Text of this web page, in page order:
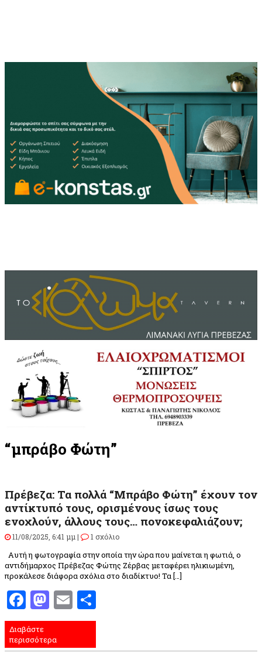
“μπράβο Φώτη”
Πρέβεζα: Τα πολλά “Μπράβο Φώτη” έχουν τον
αντίκτυπό τους, ορισμένους ίσως τους
ενοχλούν, άλλους τους… πονοκεφαλιάζουν;
11/08/2025, 6:41 μμ | 1 σχόλιο
Αυτή η φωτογραφία στην οποία την ώρα που μαίνεται η φωτιά, ο
αντιδήμαρχος Πρέβεζας Φώτης Ζέρβας μεταφέρει ηλικιωμένη,
προκάλεσε διάφορα σχόλια στο διαδίκτυο! Τα […]
Facebook
Mastodon
Email
Διαβάστε
περισσότερα